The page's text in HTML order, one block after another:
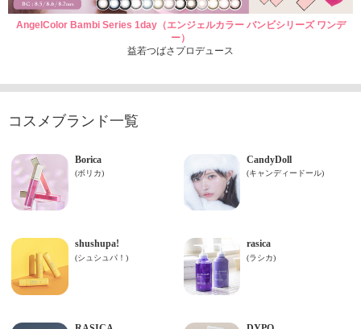
AngelColor Bambi Series 1day（エンジェルカラー バンビシリーズ ワンデ
ー）
益若つばさプロデュース
コスメブランド一覧